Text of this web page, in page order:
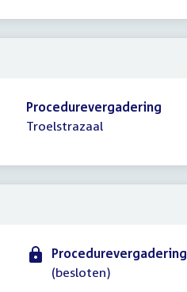
Procedurevergadering
Troelstrazaal
Procedurevergadering
(besloten)